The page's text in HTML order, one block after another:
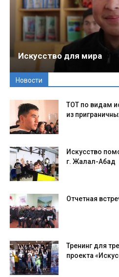
Искусство для мира
Новости
ТОТ по видам
из
Искусство
г. Жалал-Абад
Отчетная
Тренинг для
проекта